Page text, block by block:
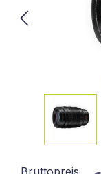
Bruttopreis,